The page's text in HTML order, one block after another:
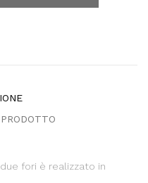
fori è realizzato in